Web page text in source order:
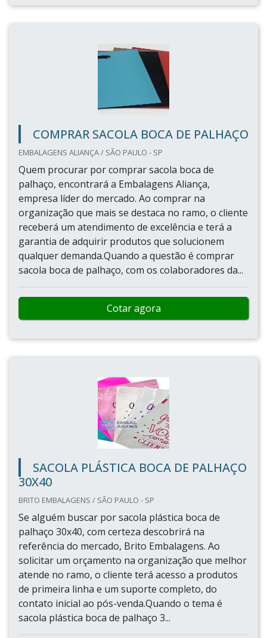
COMPRAR SACOLA BOCA DE PALHAÇO
EMBALAGENS ALIANÇA / SÃO PAULO - SP
Quem procurar por comprar sacola boca de
palhaço, encontrará a Embalagens Aliança,
empresa líder do mercado. Ao comprar na
organização que mais se destaca no ramo, o cliente
receberá um atendimento de excelência e terá a
garantia de adquirir produtos que solucionem
qualquer demanda.Quando a questão é comprar
sacola boca de palhaço, com os colaboradores da...
Cotar agora
SACOLA PLÁSTICA BOCA DE PALHAÇO
30X40
BRITO EMBALAGENS / SÃO PAULO - SP
Se alguém buscar por sacola plástica boca de
palhaço 30x40, com certeza descobrirá na
referência do mercado, Brito Embalagens. Ao
solicitar um orçamento na organização que melhor
atende no ramo, o cliente terá acesso a produtos
de primeira linha e um suporte completo, do
contato inicial ao pós-venda.Quando o tema é
sacola plástica boca de palhaço 3...